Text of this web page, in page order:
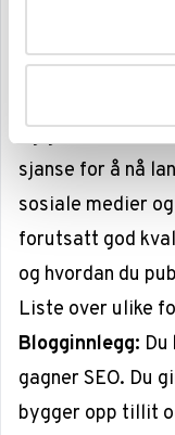
fokusere på det
Visuelt innhold
utover
sjanse for å nå
sosiale medier
forutsatt god
og hvordan du
Liste over ulike
Blogginnlegg:
gagner SEO. Du
bygger opp tillit